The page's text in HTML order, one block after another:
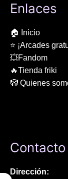
Enlaces
🏠 Inicio
⭐ ¡Arcades
💥Fandom
🔥Tienda friki
🤡 Quienes
Contacto
Dirección: